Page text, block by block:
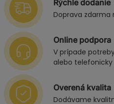
Rýchle dodanie
Doprava zdarma
Online podpora
V prípade
alebo telefonicky
Overená kvalita
Dodávame